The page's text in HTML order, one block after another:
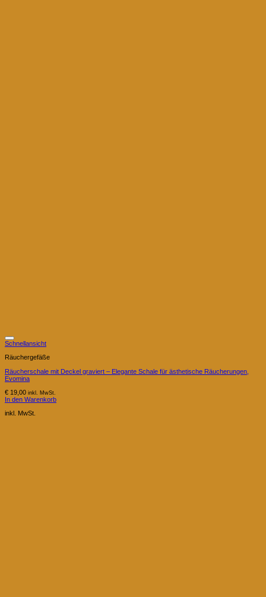
Schnellansicht
Räuchergefäße
Räucherschale mit Deckel graviert – Elegante Schale für ästhetische Räucherungen,
Evomina
€ 19,00 inkl. MwSt.
In den Warenkorb
inkl. MwSt.